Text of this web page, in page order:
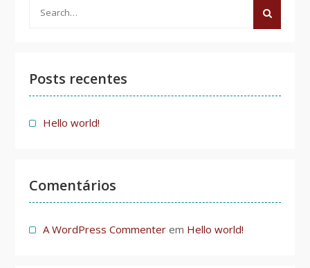
Posts recentes
Hello world!
Comentários
A WordPress Commenterem Hello world!